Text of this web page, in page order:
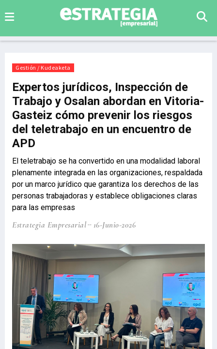
Gestión / Kudeaketa
Expertos jurídicos, Inspección de
Trabajo y Osalan abordan en Vitoria-
Gasteiz cómo prevenir los riesgos
del teletrabajo en un encuentro de
APD
El teletrabajo se ha convertido en una modalidad laboral
plenamente integrada en las organizaciones, respaldada
por un marco jurídico que garantiza los derechos de las
personas trabajadoras y establece obligaciones claras
para las empresas
Estrategia Empresarial 16-Junio-2026